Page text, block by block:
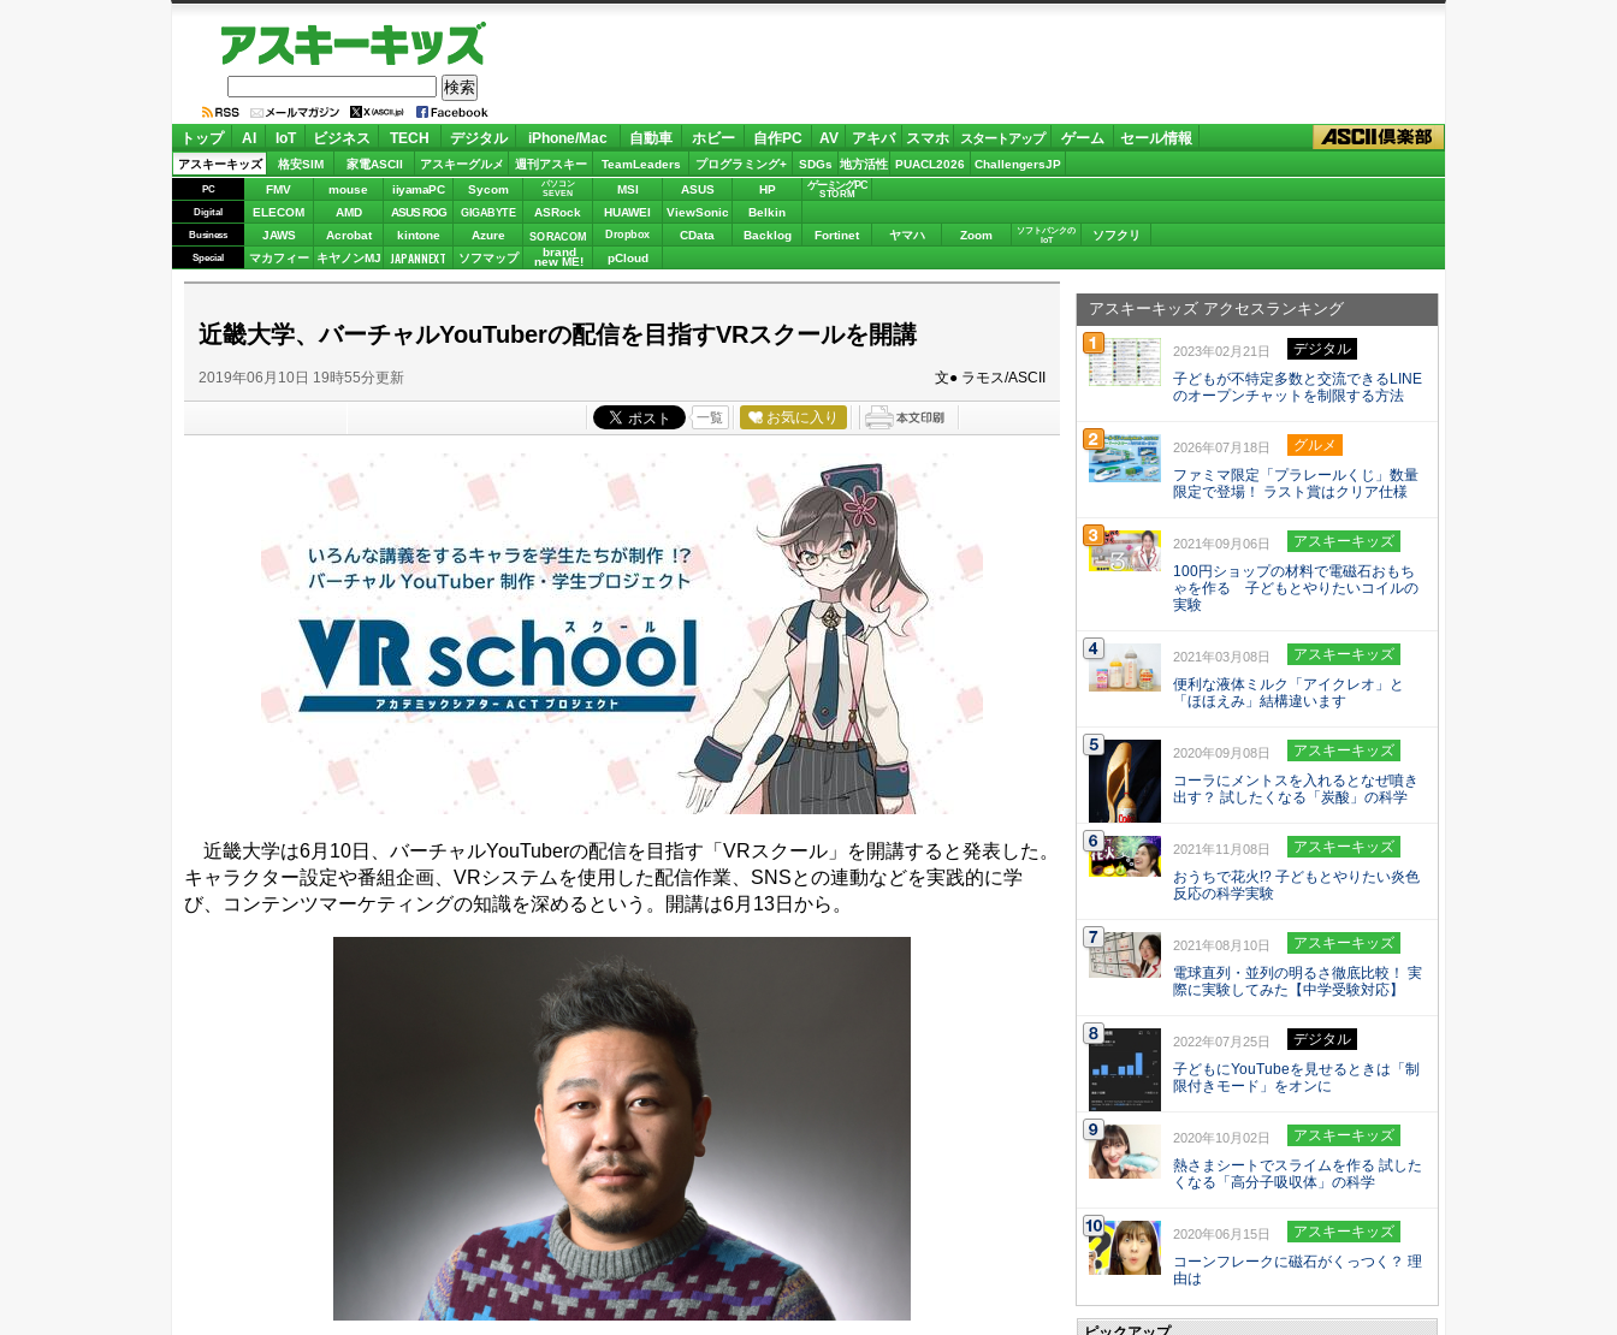
アスキーキッズ
トップ AI IoT ビジネス TECH デジタル iPhone/Mac 自動車 ホビー 自作PC AV アキバ スマホ スタートアップ ゲーム セール情報
アスキーキッズ 格安SIM 家電ASCII アスキーグルメ 週刊アスキー TeamLeaders プログラミング+ SDGs 地方活性 PUACL2026 ChallengersJP
PC FMV mouse iiyamaPC Sycom
パソコン
SEVEN
MSI ASUS HP ゲーミングPC
STORM
Digital ELECOM AMD ASUS ROG GIGABYTE ASRock HUAWEI ViewSonic Belkin
Business JAWS Acrobat kintone Azure SORACOM Dropbox CData Backlog Fortinet ヤマハ Zoom
ソフトバンクの
IoT
ソフクリ
Special マカフィー キヤノンMJ JAPANNEXT ソフマップ brand
new ME! pCloud
近畿大学、バーチャルYouTuberの配信を目指すVRスクールを開講
2019年06月10日 19時55分更新 文● ラモス/ASCII
一覧 お気に入り
近畿大学は6月10日、バーチャルYouTuberの配信を目指す「VRスクール」を開講すると発表した。
キャラクター設定や番組企画、VRシステムを使用した配信作業、SNSとの連動などを実践的に学
び、コンテンツマーケティングの知識を深めるという。開講は6月13日から。
アスキーキッズ アクセスランキング
2023年02月21日
デジタル
子どもが不特定多数と交流できるLINE
のオープンチャットを制限する方法
2026年07月18日
グルメ
ファミマ限定「プラレールくじ」数量
限定で登場！ ラスト賞はクリア仕様
2021年09月06日
アスキーキッズ
100円ショップの材料で電磁石おもち
ゃを作る 子どもとやりたいコイルの
実験
2021年03月08日
アスキーキッズ
便利な液体ミルク「アイクレオ」と
「ほほえみ」結構違います
2020年09月08日
アスキーキッズ
コーラにメントスを入れるとなぜ噴き
出す？ 試したくなる「炭酸」の科学
2021年11月08日
アスキーキッズ
おうちで花火!? 子どもとやりたい炎色
反応の科学実験
2021年08月10日
アスキーキッズ
電球直列・並列の明るさ徹底比較！ 実
際に実験してみた【中学受験対応】
2022年07月25日
デジタル
子どもにYouTubeを見せるときは「制
限付きモード」をオンに
2020年10月02日
アスキーキッズ
熱さまシートでスライムを作る 試した
くなる「高分子吸収体」の科学
2020年06月15日
アスキーキッズ
コーンフレークに磁石がくっつく？ 理
由は